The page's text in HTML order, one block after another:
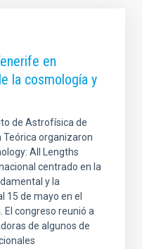
en
la cosmología y
de Astrofísica de
Teórica organizaron
All Lengths
centrado en la
y la
15 de mayo en el
El congreso reunió a
de algunos de